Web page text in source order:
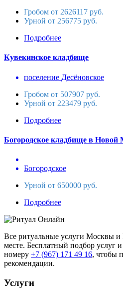
Гробом от 2626117 руб.
Урной от 256775 руб.
Подробнее
Кувекинское кладбище
поселение Десёновское
Гробом от 507907 руб.
Урной от 223479 руб.
Подробнее
Богородское кладбище в Новой
Богородское
Урной от 650000 руб.
Подробнее
Все ритуальные услуги Москвы
месте. Бесплатный подбор услуг
номеру +7 (967) 171 49 16, чтобы
рекомендации.
Услуги